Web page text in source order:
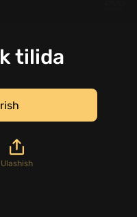
tilida
Ulashish